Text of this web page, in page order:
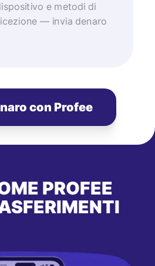
e metodi di
— invia denaro
con Profee
PROFEE